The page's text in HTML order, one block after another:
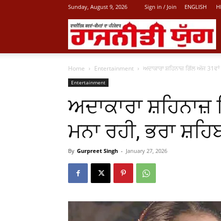
Sunday, August 9, 2026 Sign in / Join ENGLISH
Home Entertainment ਅਦਾਕਾਰਾ ਸ਼ਹਿਨਾਜ਼ ਗਿੱਲ ਅੱਜ
Entertainment
ਅਦਾਕਾਰਾ
ਮਨਾ ਰਹੀ, ਭਰਾ
By Gurpreet Singh - January 27, 2026